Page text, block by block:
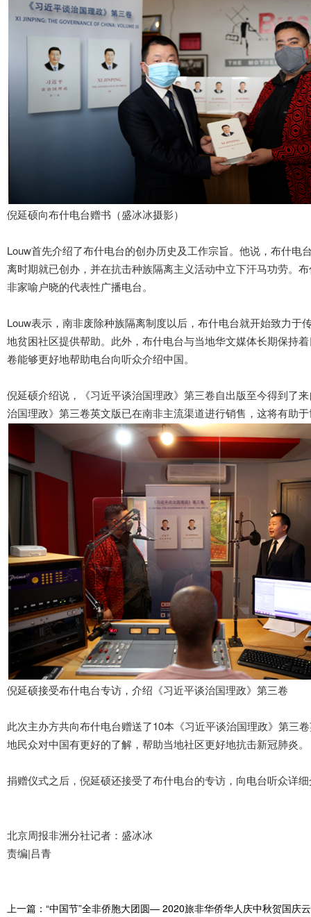
倪延硕向布什电台赠书（盛冰冰摄影）
Louw首先介绍了布什电台的创办历史及工作宗旨。 他说，布什电
离时期就已创办，并在抗击种族隔离主义活动中立下汗马功劳。
非家喻户晓的代表性广播电台。
Louw表示，南非废除种族隔离制度以后，布什电台就开始致力于
地贫困社区提供帮助。此外，布什电台与当地华文媒体长期保持
卷能够更好地帮助电台向听众介绍中国。
倪延硕介绍说，《习近平谈治国理政》第三卷自出版至今得到了
治国理政》第三卷英文版已在南非主流渠道进行销售，这将有助
倪延硕接受布什电台专访，介绍《习近平谈治国理政》第三卷
此次主办方共向布什电台赠送了10本《习近平谈治国理政》第三
地民众对中国有更好的了解，帮助当地社区更好地抗击新冠肺炎。
捐赠仪式之后，倪延硕还接受了布什电台的专访，向电台听众详
北京周报非洲分社记者：盛冰冰
责编|吕青
上一篇：“中国节”全非侨胞大团圆— 2020旅非华侨华人庆中秋贺国庆